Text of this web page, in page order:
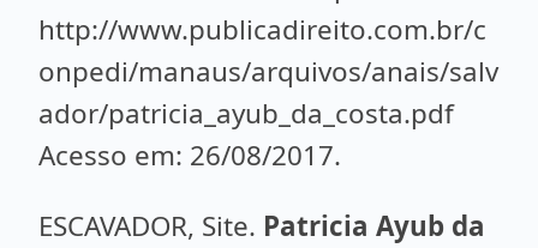
http://www.publicadireito.com.br/c
onpedi/manaus/arquivos/anais/salv
ador/patricia_ayub_da_costa.pdf
Acesso em: 26/08/2017.
ESCAVADOR, Site. Patricia Ayub da